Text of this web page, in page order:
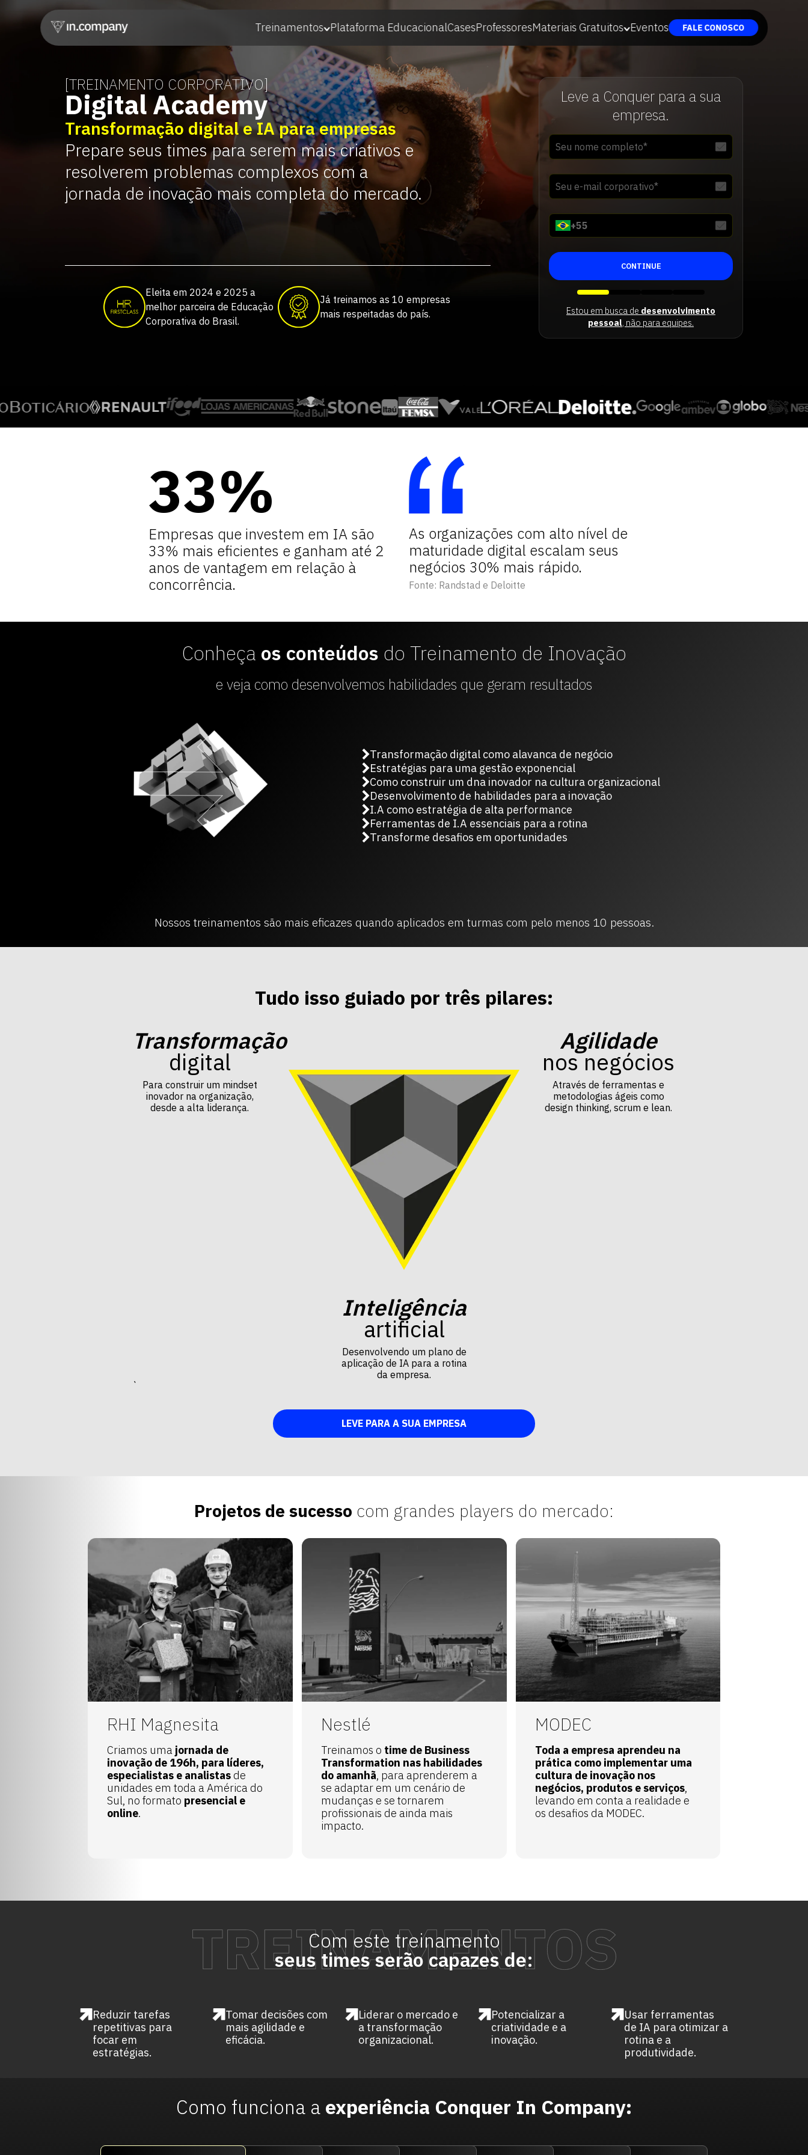
Treinamentos Plataforma EducacionalCasesProfessoresMateriais Gratuitos Eventos FALE CONOSCO
[TREINAMENTO CORPORATIVO]
Digital Academy
Transformação digital e IA para empresas
Prepare seus times para serem mais criativos e
resolverem problemas complexos com a
jornada de inovação mais completa do mercado.
Eleita em 2024 e 2025 a
melhor parceira de Educação
Corporativa do Brasil.
Já treinamos as 10 empresas
mais respeitadas do país.
Leve a Conquer para a sua
empresa.
+55
CONTINUE
Estou em busca de desenvolvimento
pessoal, não para equipes.
33%
Empresas que investem em IA são
33% mais eficientes e ganham até 2
anos de vantagem em relação à
concorrência.
As organizações com alto nível de
maturidade digital escalam seus
negócios 30% mais rápido.
Fonte: Randstad e Deloitte
Conheça os conteúdos do Treinamento de Inovação
e veja como desenvolvemos habilidades que geram resultados
Transformação digital como alavanca de negócio
Estratégias para uma gestão exponencial
Como construir um dna inovador na cultura organizacional
Desenvolvimento de habilidades para a inovação
I.A como estratégia de alta performance
Ferramentas de I.A essenciais para a rotina
Transforme desafios em oportunidades
Nossos treinamentos são mais eficazes quando aplicados em turmas com pelo menos 10 pessoas.
Tudo isso guiado por três pilares:
Transformação
digital
Para construir um mindset
inovador na organização,
desde a alta liderança.
Agilidade
nos negócios
Através de ferramentas e
metodologias ágeis como
design thinking, scrum e lean.
Inteligência
artificial
Desenvolvendo um plano de
aplicação de IA para a rotina
da empresa.
`
LEVE PARA A SUA EMPRESA
Projetos de sucesso com grandes players do mercado:
RHI Magnesita
Criamos uma jornada de
inovação de 196h, para líderes,
especialistas e analistasde
unidades em toda a América do
Sul, no formato presencial e
online.
Nestlé
Treinamos o time de Business
Transformation nas habilidades
do amanhã, para aprenderem a
se adaptar em um cenário de
mudanças e se tornarem
profissionais de ainda mais
impacto.
MODEC
Toda a empresa aprendeu na
prática como implementar uma
cultura de inovação nos
negócios, produtos e serviços,
levando em conta a realidade e
os desafios da MODEC.
Com este treinamento
seus times serão capazes de:
Reduzir tarefas
repetitivas para
focar em
estratégias.
Tomar decisões com
mais agilidade e
eficácia.
Liderar o mercado e
a transformação
organizacional.
Potencializar a
criatividade e a
inovação.
Usar ferramentas
de IA para otimizar a
rotina e a
produtividade.
Como funciona a experiência Conquer In Company: